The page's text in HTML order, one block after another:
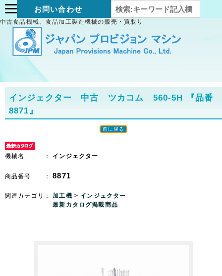
お問い合わせ
中古食品機械、食品加工製造機械の販売・買取り
インジェクター 中古 ツカコム 560-5H
『品番
8871』
前に戻る
機械名 ： インジェクター
商品番号 ：8871
関連カテゴリ：加工機 > インジェクター
最新カタログ掲載商品